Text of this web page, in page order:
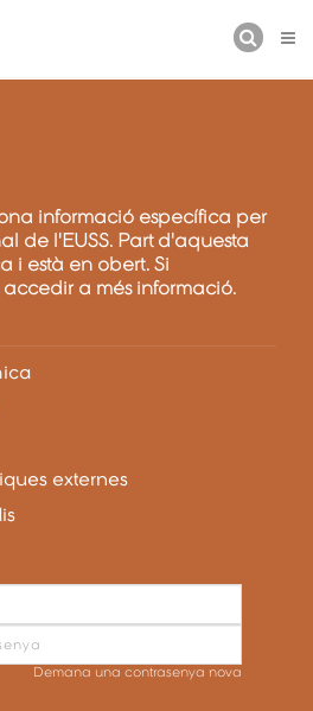
informació específica per
de l'EUSS. Part d'aquesta
i està en obert. Si
a més informació.
externes
Demana una contrasenya nova